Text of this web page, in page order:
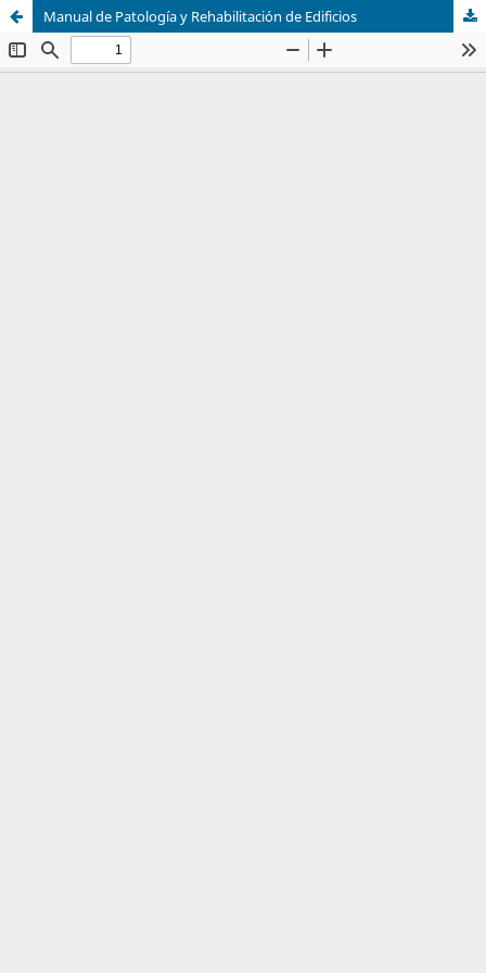
Manual de Patología y Rehabilitación de Edificios